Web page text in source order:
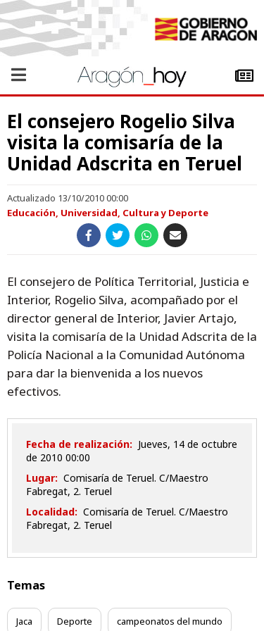
El consejero Rogelio Silva
visita la comisaría de la
Unidad Adscrita en Teruel
Actualizado 13/10/2010 00:00
Educación, Universidad, Cultura y Deporte
El consejero de Política Territorial, Justicia e
Interior, Rogelio Silva, acompañado por el
director general de Interior, Javier Artajo,
visita la comisaría de la Unidad Adscrita de la
Policía Nacional a la Comunidad Autónoma
para dar la bienvenida a los nuevos
efectivos.
Fecha de realización: jueves, 14 de octubre
de 2010 00:00
Lugar: Comisaría de Teruel. C/Maestro
Fabregat, 2. Teruel
Localidad: Comisaría de Teruel. C/Maestro
Fabregat, 2. Teruel
Temas
Jaca Deporte campeonatos del mundo